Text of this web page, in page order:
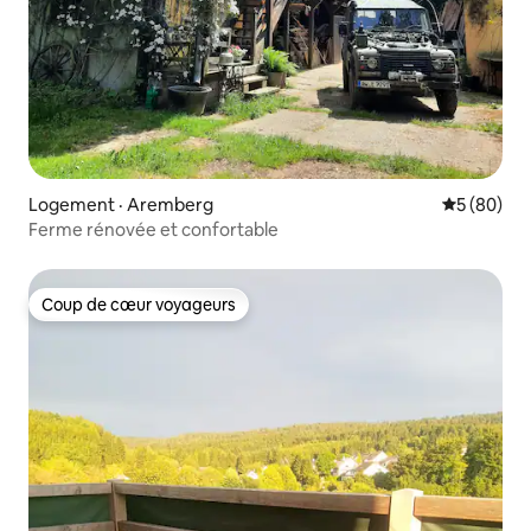
Logement · Aremberg Note
5 (80)
Ferme rénovée et confortable
Coup de cœur voyageurs
Coup de cœur voyageurs